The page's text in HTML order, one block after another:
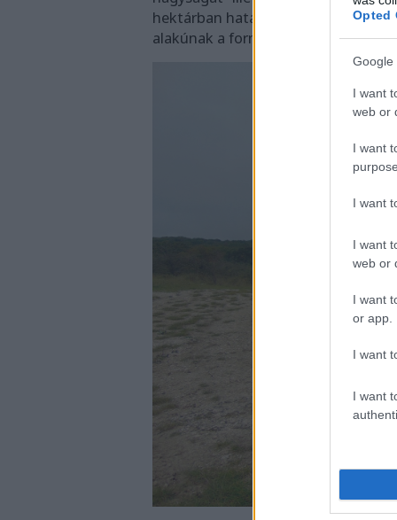
Opted
Google
I want
web or
I want
I want
I want
web or
I want
or app.
I want
I want
hektárban határozták meg a tűz
alakúnak a formáját.